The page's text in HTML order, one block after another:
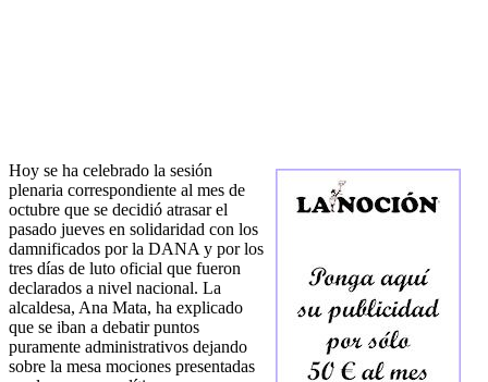
Hoy se ha celebrado la sesión
plenaria correspondiente al mes de
octubre que se decidió atrasar el
pasado jueves en solidaridad con los
damnificados por la DANA y por los
tres días de luto oficial que fueron
declarados a nivel nacional. La
alcaldesa, Ana Mata, ha explicado
que se iban a debatir puntos
puramente administrativos dejando
sobre la mesa mociones presentadas